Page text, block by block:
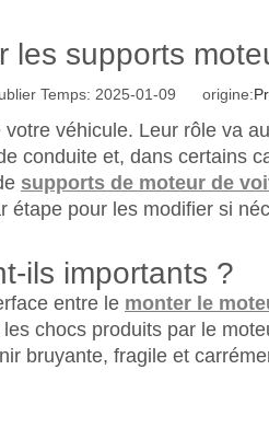
les supports
Temps: 2025-01-09 origine:
véhicule. Leur rôle va
conduite et, dans certains
supports de moteur de
étape pour les modifier si
ils importants ?
entre le monter le
chocs produits par le
bruyante, fragile et